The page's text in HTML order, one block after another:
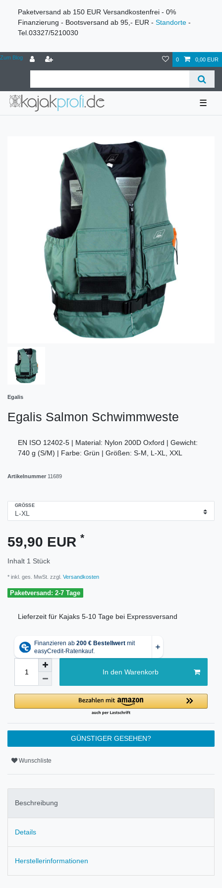
Paketversand ab 150 EUR Versandkostenfrei - 0%
Finanzierung - Bootsversand ab 95,- EUR - Standorte -
Tel.03327/5210030
Zum Blog 0 0,00 EUR
☰
Egalis
Egalis Salmon Schwimmweste
EN ISO 12402-5 | Material: Nylon 200D Oxford | Gewicht:
740 g (S/M) | Farbe: Grün | Größen: S-M, L-XL, XXL
Artikelnummer 11689
GRÖSSE
59,90 EUR *
Inhalt 1 Stück
* inkl. ges. MwSt. zzgl. Versandkosten
Paketversand: 2-7 Tage
Lieferzeit für Kajaks 5-10 Tage bei Expressversand
In den Warenkorb
GÜNSTIGER GESEHEN?
Wunschliste
Beschreibung
Details
Herstellerinformationen